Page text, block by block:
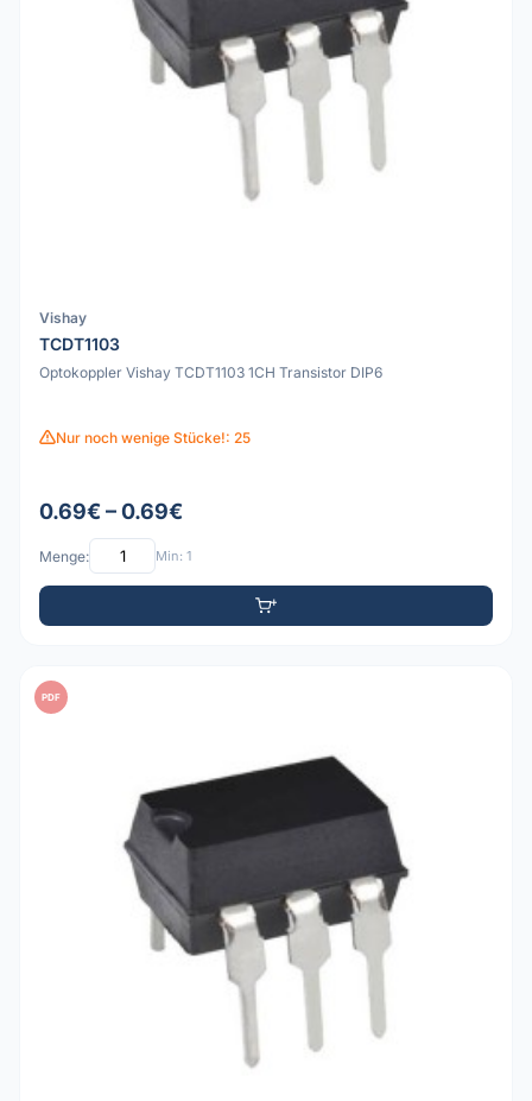
Vishay
TCDT1103
Optokoppler Vishay TCDT1103 1CH Transistor DIP6
Nur noch wenige Stücke!: 25
0.69€ – 0.69€
Menge: Min: 1
PDF